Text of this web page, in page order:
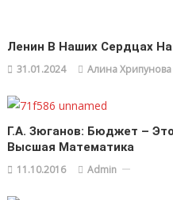
Ленин В Наших Сердцах
31.01.2024 Алина Хрипунова
Г.А. Зюганов: Бюджет –
Высшая Математика
11.10.2016 Admin